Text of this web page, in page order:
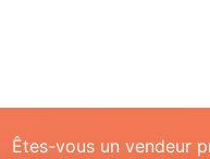
Êtes-vous un vendeur